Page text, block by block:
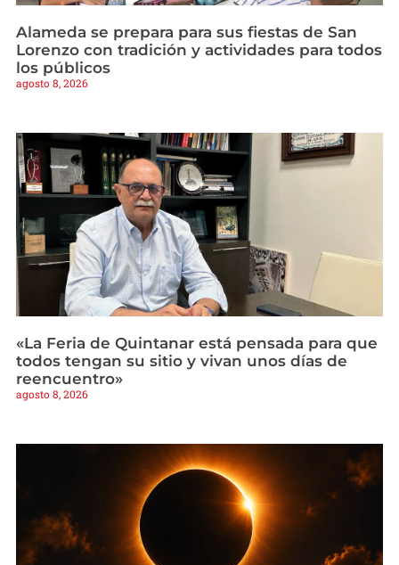
Alameda se prepara para sus fiestas de San
Lorenzo con tradición y actividades para todos
los públicos
agosto 8, 2026
«La Feria de Quintanar está pensada para que
todos tengan su sitio y vivan unos días de
reencuentro»
agosto 8, 2026